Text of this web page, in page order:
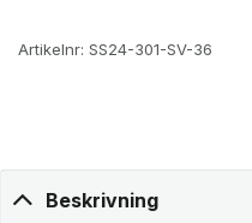
Artikelnr: SS24-301-SV-36
Beskrivning